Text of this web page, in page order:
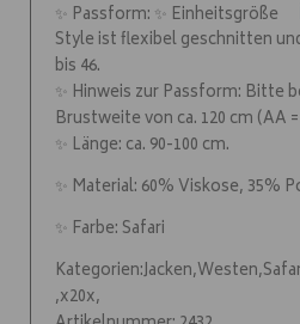
✨ Passform: ✨ Einheitsgröße
Style ist flexibel geschnitten
bis 46.
✨ Hinweis zur Passform: Bitte
Brustweite von ca. 120 cm (AA
✨ Länge: ca. 90-100 cm.
✨ Material: 60% Viskose, 35%
✨ Farbe: Safari
,x20x,